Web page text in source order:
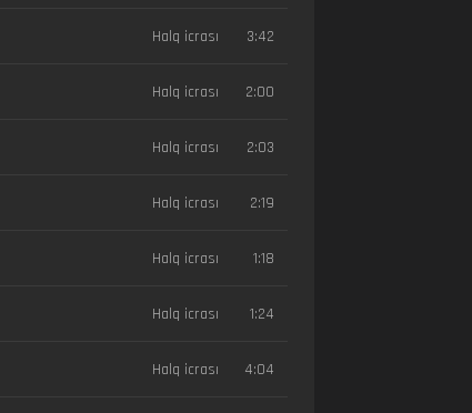
Halq icrası 3:42
Halq icrası 2:00
Halq icrası 2:03
Halq icrası 2:19
Halq icrası 1:18
Halq icrası 1:24
Halq icrası 4:04